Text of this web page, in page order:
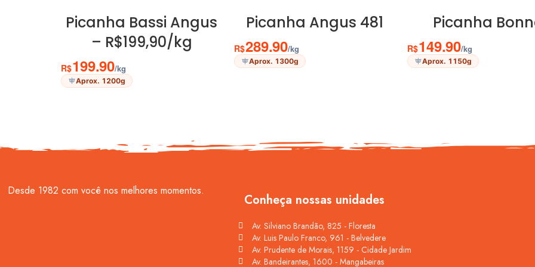
Picanha Bassi Angus
– R$199,90/kg
R$199.90/kg
Aprox. 1200g
Picanha Angus 481
R$289.90/kg
Aprox. 1300g
Picanha
R$149.90/kg
Aprox. 1150g
Desde 1982 com você nos melhores momentos.
Conheça nossas unidades
Av. Silviano Brandão, 825 - Floresta
Av. Luis Paulo Franco, 961 - Belvedere
Av. Prudente de Morais, 1159 - Cidade Jardim
Av. Bandeirantes, 1600 - Mangabeiras